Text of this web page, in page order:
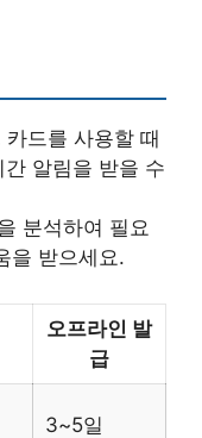
드를 사용할 때
알림을 받을 수
분석하여 필요
을 받으세요.
오프라인 발
급
3~5일